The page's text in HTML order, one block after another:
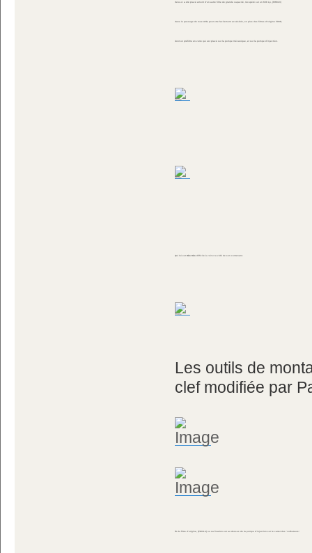
Celui-ci a été placé amont d'un autre filtre de grande capacité, récupéré sur un 608 Lp, (PW823)
dans le passage de roue AVD, pour etre facilement acsésible, en plus des filtres d'origine 508D,
dont un préfiltre en verre qui est placé sur la pompe mécanique, et sur la pompe d'injection.
Qui lui esttrès très difficile à voir et a vidé de son contenant.
Les outils de
clef modifiée par
Et du filtre d'origine, (PW314) ou sa fixation est au dessus de la pompe d'injection sur le carter des 'culbuteurs'.